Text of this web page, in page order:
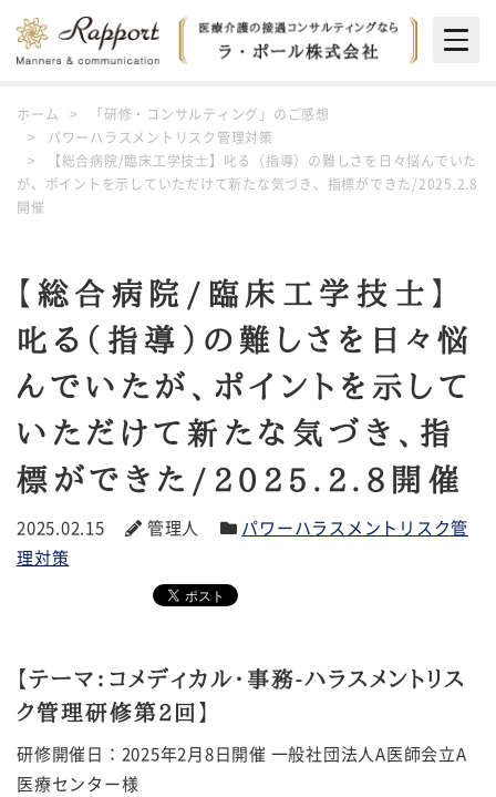
ホーム
「研修・コンサルティング」のご感想
パワーハラスメントリスク管理対策
【総合病院/臨床工学技士】叱る（指導）の難しさを日々悩んでいた
が、ポイントを示していただけて新たな気づき、指標ができた/2025.2.8
開催
【総合病院/臨床工学技士】
叱る（指導）の難しさを日々悩
んでいたが、ポイントを示して
いただけて新たな気づき、指
標ができた/2025.2.8開催
2025.02.15 管理人
パワーハラスメントリスク管
理対策
【テーマ：コメディカル・事務-ハラスメントリス
ク管理研修第2回】
研修開催日：2025年2月8日開催 一般社団法人A医師会立A
医療センター様